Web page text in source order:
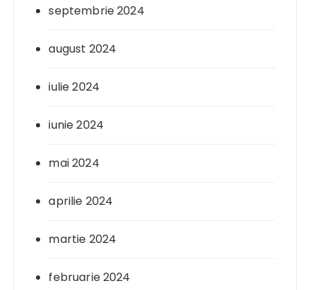
septembrie 2024
august 2024
iulie 2024
iunie 2024
mai 2024
aprilie 2024
martie 2024
februarie 2024